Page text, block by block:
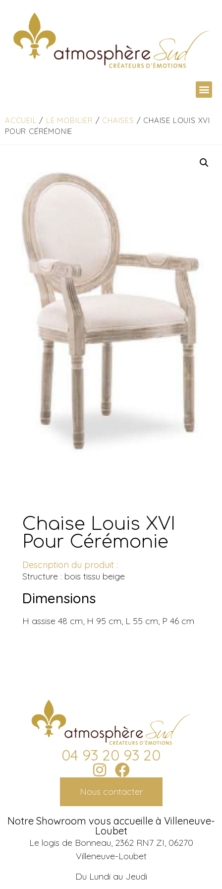
ACCUEIL / LE MOBILIER / CHAISES / CHAISE LOUIS XVI
POUR CÉRÉMONIE
Chaise Louis XVI
Pour Cérémonie
Description du produit :
Structure : bois tissu beige
Dimensions
H assise 48 cm, H 95 cm, L 55 cm, P 46 cm
04 93 20 93 20
Nous contacter
Notre Showroom vous accueille à Villeneuve-
Loubet
Le logis de Bonneau, 2362 RN7 ZI, 06270
Villeneuve-Loubet
Du Lundi au Jeudi